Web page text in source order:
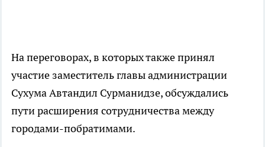
На переговорах, в которых также принял
участие заместитель главы администрации
Сухума Автандил Сурманидзе, обсуждались
пути расширения сотрудничества между
городами-побратимами.